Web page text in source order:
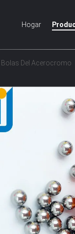
Hogar
Bolas Del Acerocromo